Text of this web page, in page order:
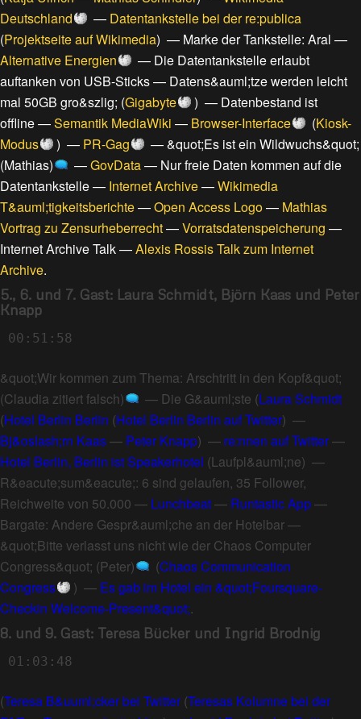
Deutschland
— Datentankstelle bei der re:publica
(Projektseite auf Wikimedia) — Marke der Tankstelle: Aral —
Alternative Energien
— Die Datentankstelle erlaubt
auftanken von USB-Sticks— Datens&auml;tze werden leicht
mal 50GB gro&szlig; (Gigabyte ) — Datenbestand ist
offline—Semantik MediaWiki — Browser-Interface (Kiosk-
Modus
) — PR-Gag —&quot;Es ist ein Wildwuchs&quot;
(Mathias)
—GovData— Nur freie Daten kommen auf die
Datentankstelle— Internet Archive—Wikimedia
T&auml;tigkeitsberichte—Open Access Logo— Mathias
Vortrag zu Zensurheberrecht—Vorratsdatenspeicherung —
Internet Archive Talk—Alexis Rossis Talk zum Internet
Archive.
5., 6. und 7. Gast: Laura Schmidt, Björn Kaas und Peter
Knapp
00:51:58
&quot;Wir kommen zum Thema: Arschtritt in den Kopf&quot;
(Claudia zitiert falsch)
— Die G&auml;ste (Laura Schmidt
(Hotel Berlin Berlin (Hotel Berlin Berlin auf Twitter) —
Bj&oslash;rn Kaas— Peter Knapp) — re:nnen auf Twitter—
Hotel Berlin, Berlin ist Speakerhotel (Laufpl&auml;ne) —
R&eacute;sum&eacute;: 6 sind gelaufen, 35 Follower,
Reichweite von 50.000 — Lunchbeat— Runtastic App—
Bargate: Andere Gespr&auml;che an der Hotelbar—
&quot;Bitte verlasst uns nicht wie der Chaos Computer
Congress&quot; (Peter)
(Chaos Communication
Congress
) — Es gab im Hotel ein &quot;Foursquare-
Checkin Welcome-Present&quot;.
8. und 9. Gast: Teresa Bücker und Ingrid Brodnig
01:03:48
(Teresa B&uuml;cker bei Twitter(Teresas Kolumne bei der